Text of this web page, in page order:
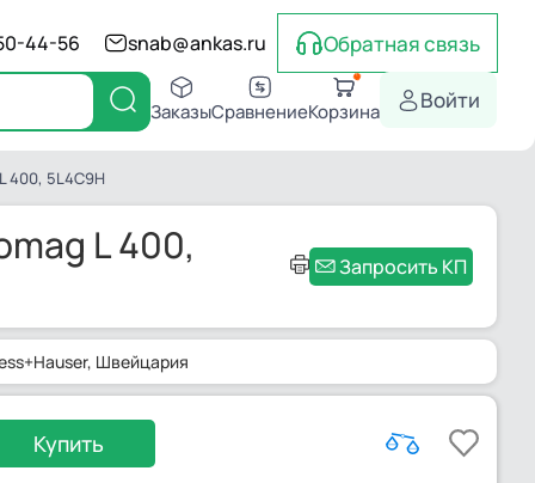
44-56 snab@ankas.ru Обратная связь
ЗаказыСравнениеКорзина Войти
400, 5L4C9H
L 400, Запросить КП
, Швейцария
Купить